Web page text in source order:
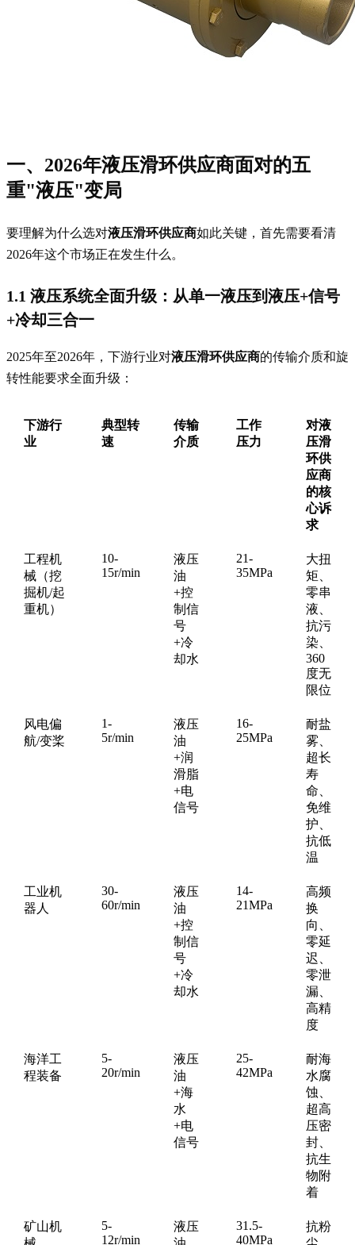
一、2026年液压滑环供应商面对的五
重"液压"变局
要理解为什么选对液压滑环供应商如此关键，首先需要看清
2026年这个市场正在发生什么。
1.1 液压系统全面升级：从单一液压到液压+信号
+冷却三合一
2025年至2026年，下游行业对液压滑环供应商的传输介质和旋
转性能要求全面升级：
下游行
业
典型转
速
传输
介质
工作
压力
对液
压滑
环供
应商
的核
心诉
求
工程机
械（挖
掘机/起
重机）
10-
15r/min
液压
油
+控
制信
号
+冷
却水
21-
35MPa
大扭
矩、
零串
液、
抗污
染、
360
度无
限位
风电偏
航/变桨
1-
5r/min
液压
油
+润
滑脂
+电
信号
16-
25MPa
耐盐
雾、
超长
寿
命、
免维
护、
抗低
温
工业机
器人
30-
60r/min
液压
油
+控
制信
号
+冷
却水
14-
21MPa
高频
换
向、
零延
迟、
零泄
漏、
高精
度
海洋工
程装备
5-
20r/min
液压
油
+海
水
+电
信号
25-
42MPa
耐海
水腐
蚀、
超高
压密
封、
抗生
物附
着
矿山机
5-
12r/min
液压
31.5-
40MPa
抗粉